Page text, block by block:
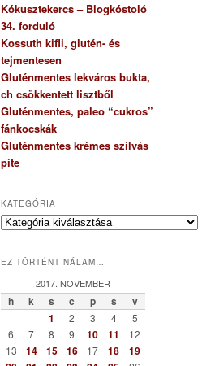
Kókusztekercs – Blogkóstoló
34. forduló
Kossuth kifli, glutén- és
tejmentesen
Gluténmentes lekváros bukta,
ch csökkentett lisztből
Gluténmentes, paleo “cukros”
fánkocskák
Gluténmentes krémes szilvás
pite
KATEGÓRIA
K
e
r
EZ TÖRTÉNT NÁLAM…
2017. NOVEMBER
h k s c p s v
1 2 3 4
5
6
7 8 9 10 11
12
13
14 15 16 17 18
19